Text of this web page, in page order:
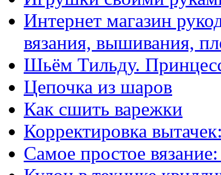
Интернет магазин
вязания, вышивания,
Шьём Тильду.
Цепочка из шаров
Как сшить варежки
Корректировка
Самое простое